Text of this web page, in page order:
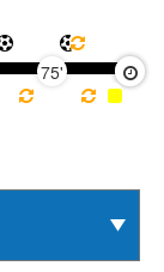
75' 90'